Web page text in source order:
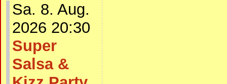
Sa. 8. Aug.
2026 20:30
Super
Salsa &